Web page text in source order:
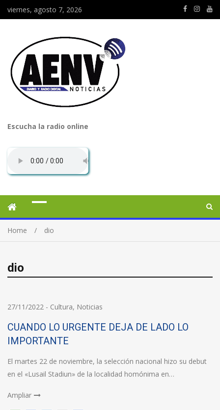
viernes, agosto 7, 2026
Escucha la radio online
Home dio
dio
27/11/2022 - Cultura, Noticias
CUANDO LO URGENTE DEJA DE LADO LO
IMPORTANTE
El martes 22 de noviembre, la selección nacional hizo su debut
en el «Lusail Stadiun» de la localidad homónima en…
Ampliar